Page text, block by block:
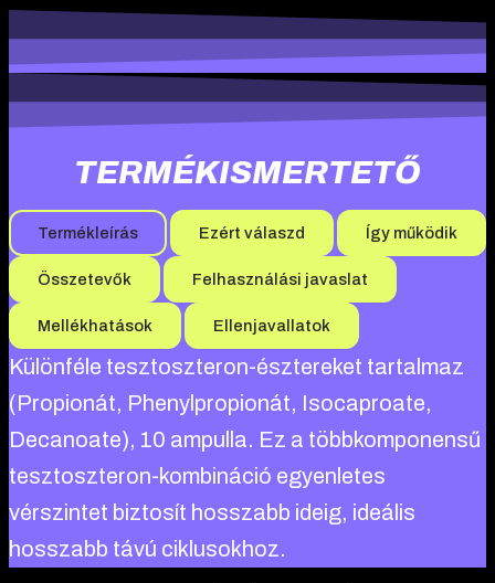
TERMÉKISMERTETŐ
Termékleírás Ezért válaszd Így működik
Összetevők Felhasználási javaslat
Mellékhatások Ellenjavallatok
Különféle tesztoszteron-észtereket tartalmaz
(Propionát, Phenylpropionát, Isocaproate,
Decanoate), 10 ampulla. Ez a többkomponensű
tesztoszteron-kombináció egyenletes
vérszintet biztosít hosszabb ideig, ideális
hosszabb távú ciklusokhoz.